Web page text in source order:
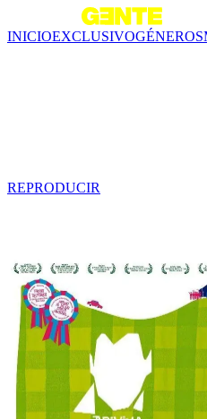
INICIOEXCLUSIVOGÉNEROS
REPRODUCIR